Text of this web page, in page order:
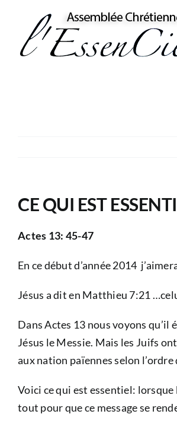
content
CE QUI EST
Actes 13: 45-47
En ce début d’année 2014
Jésus a dit en Matthieu 7:21
Dans Actes 13 nous voyons qu’il
Jésus le Messie. Mais les Juifs
aux nation païennes selon l’ordre
Voici ce qui est essentiel:
tout pour que ce message se